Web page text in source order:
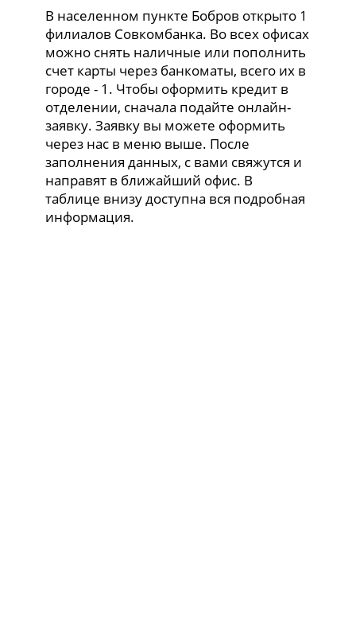
В населенном пункте Бобров открыто 1
филиалов Совкомбанка. Во всех офисах
можно снять наличные или пополнить
счет карты через банкоматы, всего их в
городе - 1. Чтобы оформить кредит в
отделении, сначала подайте онлайн-
заявку. Заявку вы можете оформить
через нас в меню выше. После
заполнения данных, с вами свяжутся и
направят в ближайший офис. В
таблице внизу доступна вся подробная
информация.